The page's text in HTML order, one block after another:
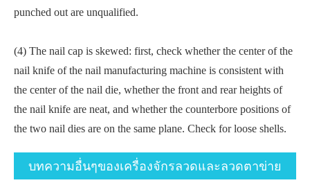
punched out are unqualified.
(4) The nail cap is skewed: first, check whether the center of the
nail knife of the nail manufacturing machine is consistent with
the center of the nail die, whether the front and rear heights of
the nail knife are neat, and whether the counterbore positions of
the two nail dies are on the same plane. Check for loose shells.
บทความอื่นๆของเครื่องจักรลวดและลวดตาข่าย